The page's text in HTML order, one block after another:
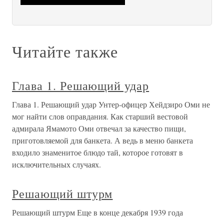
Читайте также
Глава 1. Решающий удар
Глава 1. Решающий удар Унтер-офицер Хейдзиро Оми не
мог найти слов оправдания. Как старший вестовой
адмирала Ямамото Оми отвечал за качество пищи,
приготовляемой для банкета. А ведь в меню банкета
входило знаменитое блюдо тай, которое готовят в
исключительных случаях.
Решающий штурм
Решающий штурм Еще в конце декабря 1939 года